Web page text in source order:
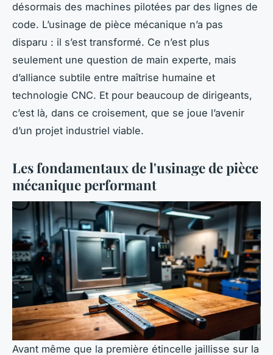
désormais des machines pilotées par des lignes de
code. L’usinage de pièce mécanique n’a pas
disparu : il s’est transformé. Ce n’est plus
seulement une question de main experte, mais
d’alliance subtile entre maîtrise humaine et
technologie CNC. Et pour beaucoup de dirigeants,
c’est là, dans ce croisement, que se joue l’avenir
d’un projet industriel viable.
Les fondamentaux de l'usinage de pièce
mécanique performant
Avant même que la première étincelle jaillisse sur la